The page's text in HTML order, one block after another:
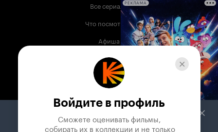
Все сериалы
Что посмотреть
Афиша
Музыка
Телепрограмма
Служба поддержки
РЕКЛАМА
Войдите в профиль
Сможете оценивать фильмы,
собирать их в коллекции и не только